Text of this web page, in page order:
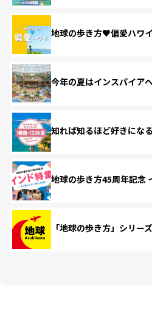
地球の歩き方♥偏愛ハワイ
今年の夏はインスパイア
知れば知るほど好きにな
地球の歩き方45周年記念
「地球の歩き方」シリー